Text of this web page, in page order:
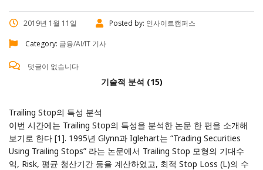
2019년 1월 11일 Posted by: 인사이트캠퍼스
Category: 금융/AI/IT 기사
댓글이 없습니다
기술적 분석 (15)
Trailing Stop의 특성 분석
이번 시간에는 Trailing Stop의 특성을 분석한 논문 한 편을 소개해
보기로 한다 [1]. 1995년 Glynn과 Iglehart는 “Trading Securities
Using Trailing Stops” 라는 논문에서 Trailing Stop 모형의 기대수
익, Risk, 평균 청산기간 등을 계산하였고, 최적 Stop Loss (L)의 수